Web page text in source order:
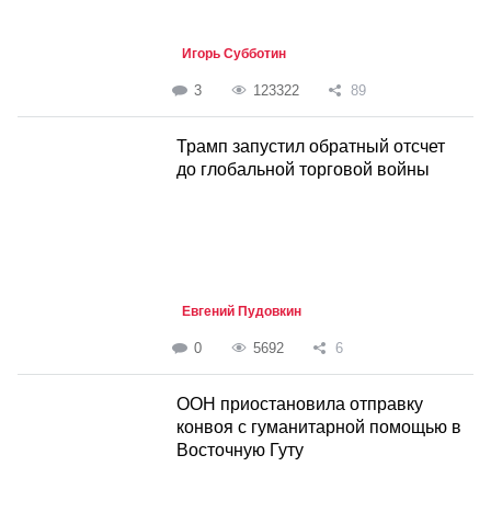
Игорь Субботин
3 123322 89
Трамп запустил обратный отсчет
до глобальной торговой войны
Евгений Пудовкин
0 5692 6
ООН приостановила отправку
конвоя с гуманитарной помощью в
Восточную Гуту